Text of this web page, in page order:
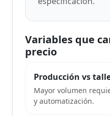
Variables que
precio
Producción vs
Mayor volumen
y automatización.